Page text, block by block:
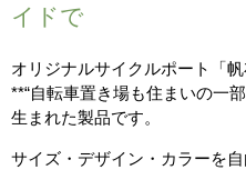
イドで
オリジナルサイクルポート「帆
**“自転車置き場も住まいの一
生まれた製品です。
サイズ・デザイン・カラーを自